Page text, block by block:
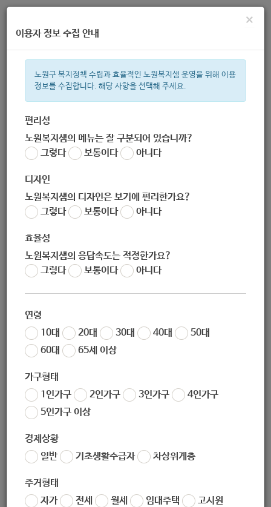
주간 인기검색어
한눈으로 보는 복지 정보
×
이용자 정보 수집 안내
노원구 복지정책 수립과 효율적인 노원복지샘 운영을 위해 이용
정보를 수집합니다. 해당 사항을 선택해 주세요.
편리성
노원복지샘의 메뉴는 잘 구분되어 있습니까?
그렇다
보통이다 아니다
디자인
노원복지샘의 디자인은 보기에 편리한가요?
그렇다
보통이다 아니다
효율성
노원복지샘의 응답속도는 적정한가요?
그렇다
보통이다 아니다
연령
10대
20대 30대 40대
50대
60대
65세 이상
가구형태
1인가구
2인가구 3인가구
4인가구
5인가구 이상
경제상황
일반
기초생활수급자 차상위계층
주거형태
자가
전세 월세 임대주택
고시원
[평화종합사회복지관] 장애인의 날, 동행으로 행복한 삶: #응원메
시지 #희망메시지 챌린지
작성자 노원 복지샘
작성일 2020-04-16 10:00
모두 안녕히, 잘 지내고 계신가요?
2020. 04. 20. 장애인의 날을 맞아,
#응원메시지 #희망메시지 챌린지를 시작합
니다.
- 참여방법 -
복지관 페이스북(
글을 달아주세요!